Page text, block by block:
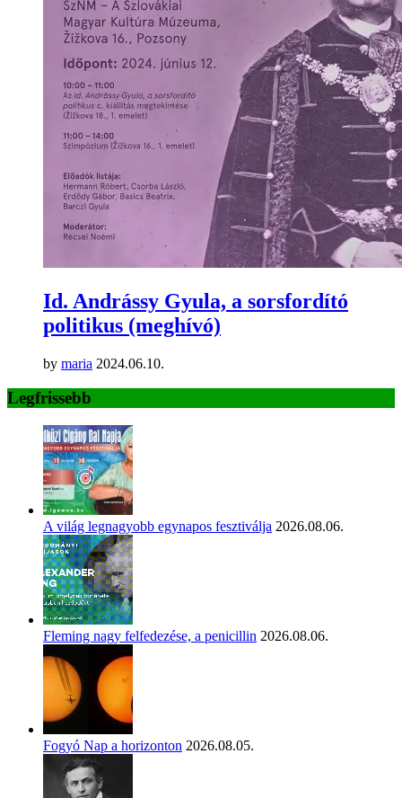
Id. Andrássy Gyula, a sorsfordító
politikus (meghívó)
by maria 2024.06.10.
Legfrissebb
A világ legnagyobb egynapos fesztiválja 2026.08.06.
Fleming nagy felfedezése, a penicillin 2026.08.06.
Fogyó Nap a horizonton 2026.08.05.